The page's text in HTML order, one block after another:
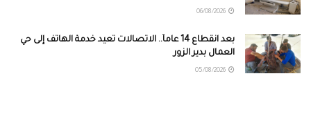
بعد انقطاع 14 عاماً.. الاتصالات تعيد خدمة الهاتف إلى حي
العمال بدير الزور